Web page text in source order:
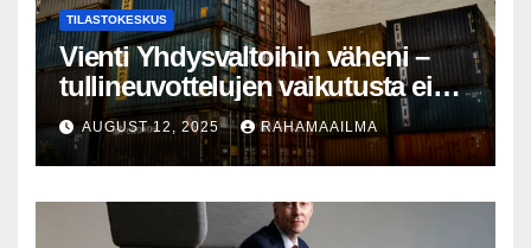
TILASTOKESKUS
Vienti Yhdysvaltoihin väheni –
tullineuvottelujen vaikutusta ei
silti näy
AUGUST 12, 2025 RAHAMAAILMA